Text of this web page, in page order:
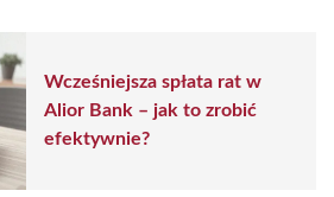
Wcześniejsza spłata rat w
Alior Bank – jak to zrobić
efektywnie?